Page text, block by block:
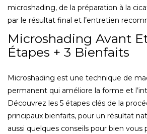
microshading, de la préparation à la
par le résultat final et l’entretien
Microshading Avant
Étapes + 3 Bienfaits
Microshading est une technique de
permanent qui améliore la forme et
Découvrez les 5 étapes clés de la
principaux bienfaits, pour un résultat
aussi quelques conseils pour bien vous